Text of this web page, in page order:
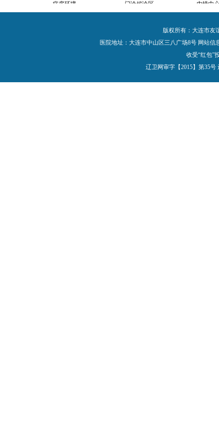
病房环境 门诊候诊区 内镜中
版权所有：大连市友
医院地址：大连市中山区三八广场8号 网站
收受“红包”
辽卫网审字【2015】第35号